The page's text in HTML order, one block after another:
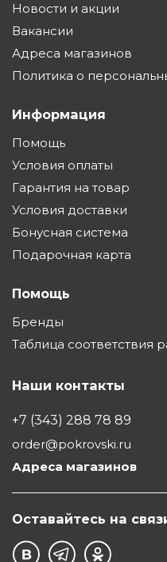
Новости и акции
Вакансии
Адреса магазинов
Политика о
Информация
Помощь
Условия оплаты
Гарантия на товар
Условия доставки
Бонусная система
Подарочная карта
Помощь
Бренды
Таблица соответствия
Наши контакты
+7 (343) 288 78 89
order@pokrovski.ru
Адреса магазинов
Оставайтесь на